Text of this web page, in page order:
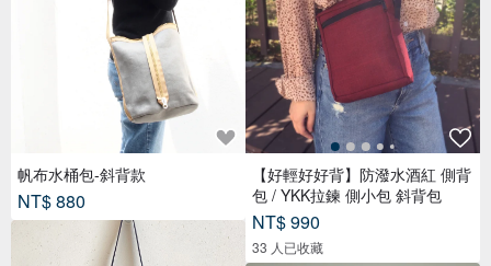
帆布水桶包-斜背款
NT$ 880
【好輕好好背】防潑水酒紅 側背
包 / YKK拉鍊 側小包 斜背包
NT$ 990
33 人已收藏